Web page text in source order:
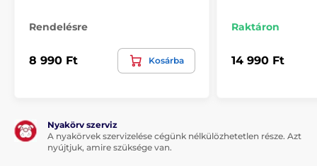
Rendelésre
8 990 Ft Kosárba
Raktáron
14 990 Ft
Nyakörv szerviz
A nyakörvek szervizelése cégünk nélkülözhetetlen része. Azt
nyújtjuk, amire szüksége van.